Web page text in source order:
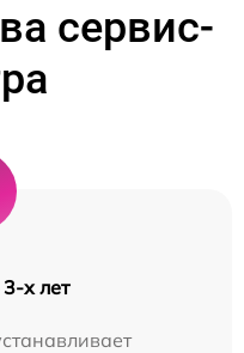
сервис-
х лет